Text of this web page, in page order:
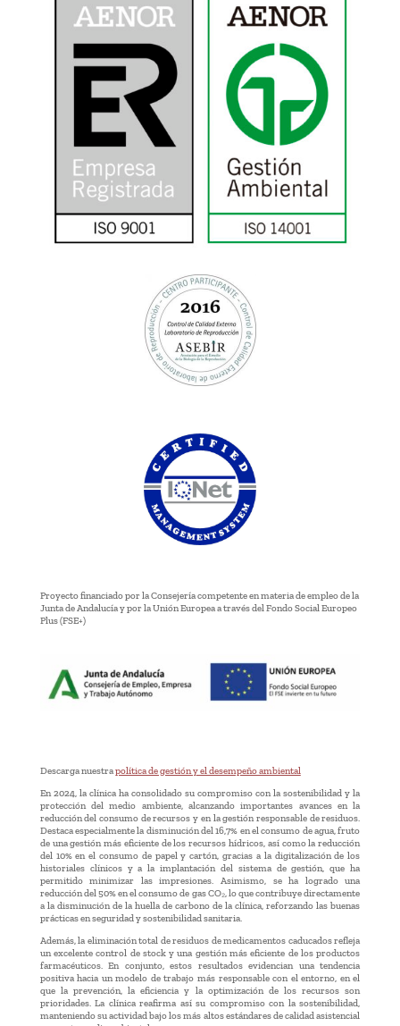
Proyecto financiado por la Consejería competente en materia de empleo de la
Junta de Andalucía y por la Unión Europea a través del Fondo Social Europeo
Plus (FSE+)
Descarga nuestrapolítica de gestión y el desempeño ambiental
En 2024, la clínica ha consolidado su compromiso con la sostenibilidad y la
protección del medio ambiente, alcanzando importantes avances en la
reducción del consumo de recursos y en la gestión responsable de residuos.
Destaca especialmente la disminución del 16,7% en el consumo de agua, fruto
de una gestión más eficiente de los recursos hídricos, así como la reducción
del 10% en el consumo de papel y cartón, gracias a la digitalización de los
historiales clínicos y a la implantación del sistema de gestión, que ha
permitido minimizar las impresiones. Asimismo, se ha logrado una
reducción del 50% en el consumo de gas CO₂, lo que contribuye directamente
a la disminución de la huella de carbono de la clínica, reforzando las buenas
prácticas en seguridad y sostenibilidad sanitaria.
Además, la eliminación total de residuos de medicamentos caducados refleja
un excelente control de stock y una gestión más eficiente de los productos
farmacéuticos. En conjunto, estos resultados evidencian una tendencia
positiva hacia un modelo de trabajo más responsable con el entorno, en el
que la prevención, la eficiencia y la optimización de los recursos son
prioridades. La clínica reafirma así su compromiso con la sostenibilidad,
manteniendo su actividad bajo los más altos estándares de calidad asistencial